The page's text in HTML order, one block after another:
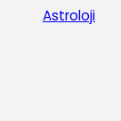
Astroloji